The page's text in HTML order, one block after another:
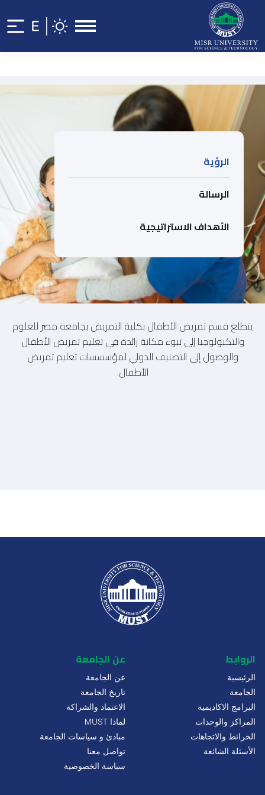
الرؤية
الرسالة
الأهداف الاستراتيجية
يتطلع قسم تمريض الأطفال بكلية التمريض بجامعة مصر للعلوم
والتكنولوجيا إلى تبوء مكانة رائدة في تعليم تمريض الأطفال
والوصول إلى التصنيف الدولي لمؤسسسات تعليم تمريض
الأطفال.
الروابط
الرئيسية
الجامعة
البرامج الاكاديمية
المراكز والوحدات
الخرائط والاتجاهات
الأسئلة الشائعة
عن الجامعة
عن الجامعة
تاريخ الجامعة
الاعتماد والشراكة
لماذا MUST
مبادئ و سياسات الجامعة
تواصل معنا
سياسة الخصوصية